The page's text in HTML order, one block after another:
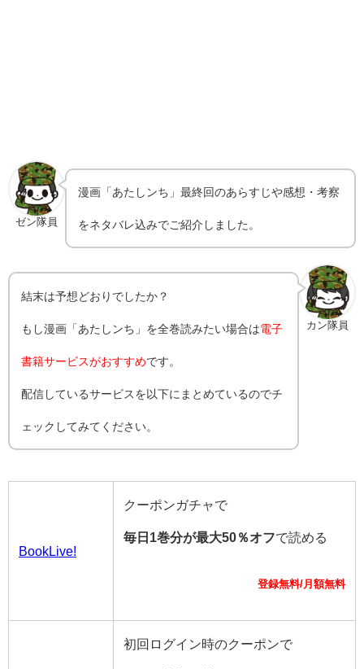
ゼン隊員
漫画「あたしンち」最終回のあらすじや感想・考察
をネタバレ込みでご紹介しました。
カン隊員
結末は予想どおりでしたか？
もし漫画「あたしンち」を全巻読みたい場合は電子
書籍サービスがおすすめです。
配信しているサービスを以下にまとめているのでチ
ェックしてみてください。
BookLive!
クーポンガチャで
毎日1巻分が最大50％オフで読める
登録無料/月額無料
初回ログイン時のクーポンで